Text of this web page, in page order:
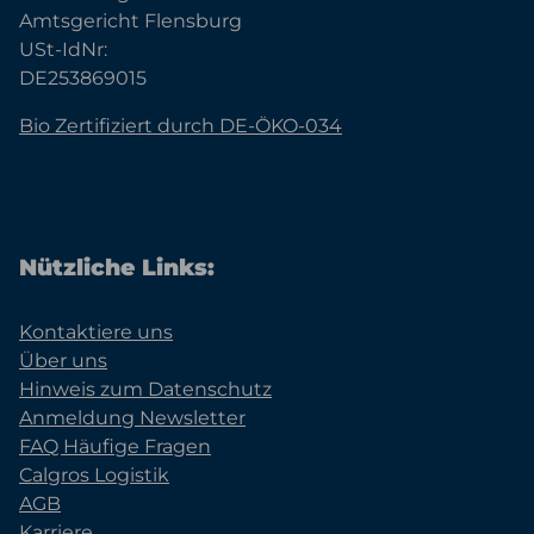
Amtsgericht Flensburg
USt-IdNr:
DE253869015
Bio Zertifiziert durch DE-ÖKO-034
Nützliche Links:
Kontaktiere uns
Über uns
Hinweis zum Datenschutz
Anmeldung Newsletter
FAQ Häufige Fragen
Calgros Logistik
AGB